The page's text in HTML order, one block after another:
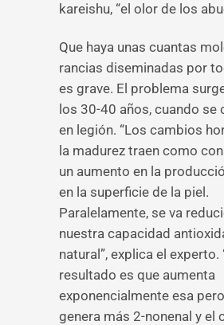
kareishu, “el olor de los
Que haya unas cuantas
rancias diseminadas por
es grave. El problema
los 30-40 años, cuando se
en legión. “Los cambios
la madurez traen como
un aumento en la
en la superficie de la piel.
Paralelamente, se va
nuestra capacidad
natural”, explica el experto.
resultado es que aumenta
exponencialmente esa
genera más 2-nonenal y el